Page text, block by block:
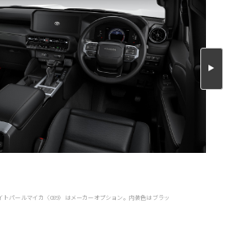
パールマイカ〈089〉はメーカーオプション。内装色はブラッ